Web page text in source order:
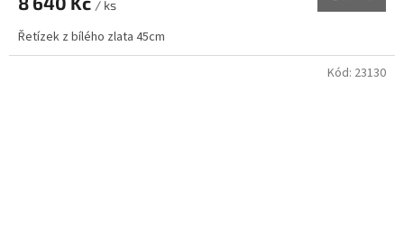
/ ks
Řetízek z bílého zlata 45cm
Kód: 23130